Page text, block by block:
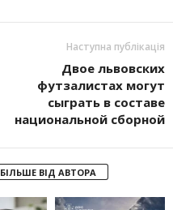
Наступна публікація
Двое львовских
футзалистах могут
сыграть в составе
национальной сборной
БІЛЬШЕ ВІД АВТОРА